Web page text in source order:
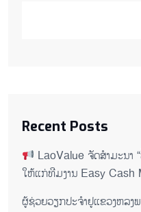
Recent Posts
LaoValue ຈັດສຳມະນາ
ໃຫ້ແກ່ທີມງານ Easy Cash
ຜູ້ຊ່ວຍ​ວຽກປະ​ຈຳ​ຢູ​​ແຂວງຫລງ​